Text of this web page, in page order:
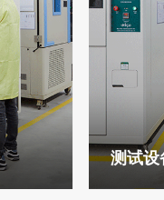
测试设备 4